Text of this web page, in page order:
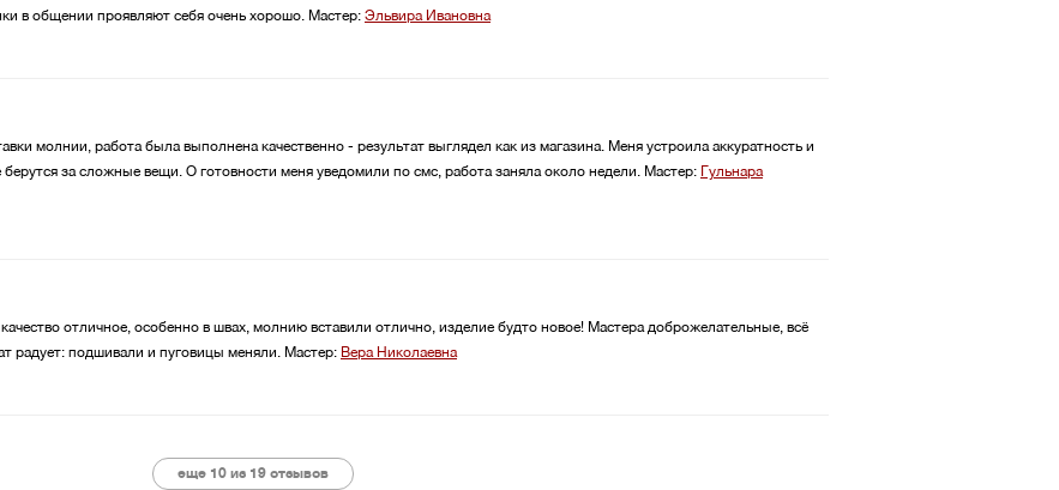
в общении проявляют себя очень хорошо. Мастер: Эльвира Ивановна
молнии, работа была выполнена качественно - результат выглядел как из магазина. Меня устроила аккуратность и
берутся за сложные вещи. О готовности меня уведомили по смс, работа заняла около недели. Мастер: Гульнара
отличное, особенно в швах, молнию вставили отлично, изделие будто новое! Мастера доброжелательные, всё
радует: подшивали и пуговицы меняли. Мастер: Вера Николаевна
еще 10 из 19 отзывов